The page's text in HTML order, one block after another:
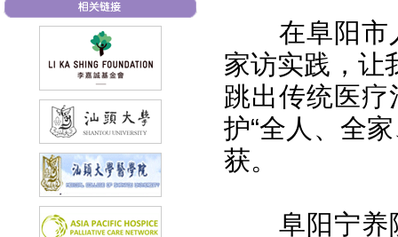
在阜阳市
家访实践，让
跳出传统医
护“全人、全
获。
阜阳宁养